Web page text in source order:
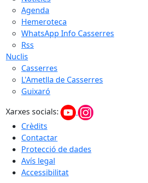
Agenda
Hemeroteca
WhatsApp Info Casserres
Rss
Nuclis
Casserres
L'Ametlla de Casserres
Guixaró
Xarxes socials:
Crèdits
Contactar
Protecció de dades
Avís legal
Accessibilitat